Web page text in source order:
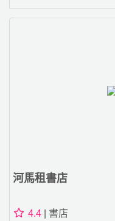
河馬租書店
4.4 | 書店